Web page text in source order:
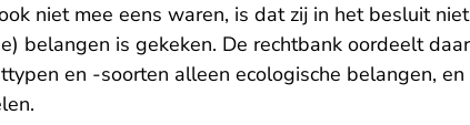
niet mee eens waren, is dat zij in het besluit
belangen is gekeken. De rechtbank oordeelt
en -soorten alleen ecologische belangen, en